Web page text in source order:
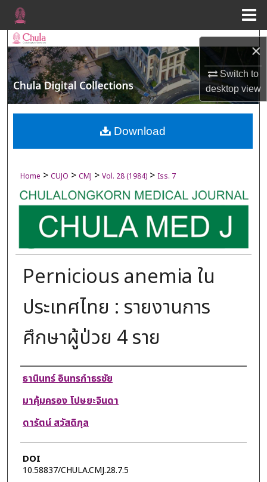
×
Switch to
desktopview
Search
Browse Collections
My Account
About
Home > CUJO > CMJ > Vol. 28 (1984) > Iss. 7
Pernicious anemia ใน
ประเทศไทย : รายงานการ
ศึกษาผู้ป่วย 4 ราย
Authors
ธานินทร์ อินทรกำธรชัย
มาคุ้มครอง โปษยะจินดา
ดารัตน์ สวัสดิกุล
DOI
10.58837/CHULA.CMJ.28.7.5
Download